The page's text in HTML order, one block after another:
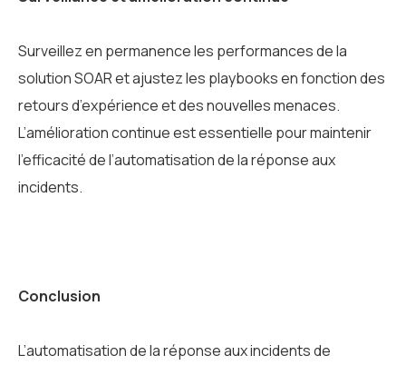
Surveillez en permanence les performances de la
solution SOAR et ajustez les playbooks en fonction des
retours d’expérience et des nouvelles menaces.
L’amélioration continue est essentielle pour maintenir
l’efficacité de l’automatisation de la réponse aux
incidents.
Conclusion
L’automatisation de la réponse aux incidents de